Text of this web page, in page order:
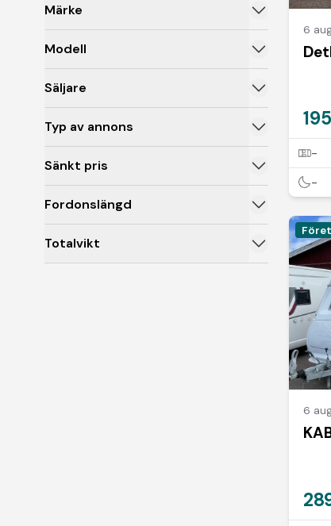
Märke
Modell
Säljare
Typ av annons
Sänkt pris
Fordonslängd
Totalvikt
6
-
-
6